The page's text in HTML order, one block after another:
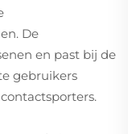
De
en past bij de
gebruikers